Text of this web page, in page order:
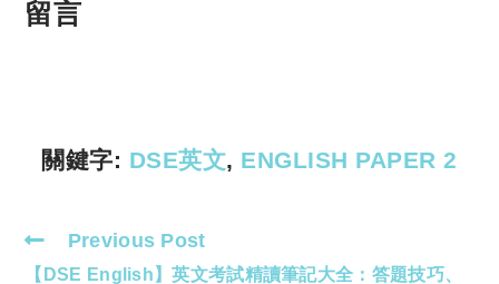
k
p
留言
關鍵字: DSE英文, ENGLISH PAPER 2
Read
more
Previous Post
【DSE English】英文考試精讀筆記大全：答題技巧、